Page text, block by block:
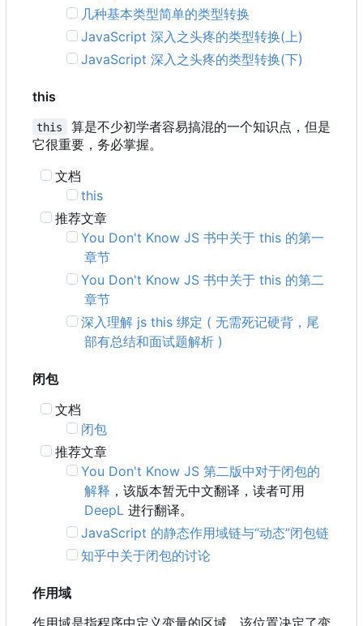
几种基本类型简单的类型转换
JavaScript 深入之头疼的类型转换(上)
JavaScript 深入之头疼的类型转换(下)
this
this
算是不少初学者容易搞混的一个知识点，但是
它很重要，务必掌握。
文档
this
推荐文章
You Don't Know JS 书中关于 this 的第一
章节
You Don't Know JS 书中关于 this 的第二
章节
深入理解 js this 绑定 ( 无需死记硬背，尾
部有总结和面试题解析 )
闭包
文档
闭包
推荐文章
You Don't Know JS 第二版中对于闭包的
解释 ，该版本暂无中文翻译，读者可用
DeepL 进行翻译。
JavaScript 的静态作用域链与“动态”闭包链
知乎中关于闭包的讨论
作用域
作用域是指程序中定义变量的区域，该位置决定了变